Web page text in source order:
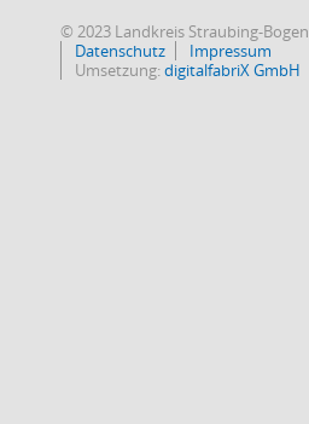
© 2023 Landkreis Straubing-Bogen
Datenschutz
Impressum
Umsetzung:digitalfabriX GmbH